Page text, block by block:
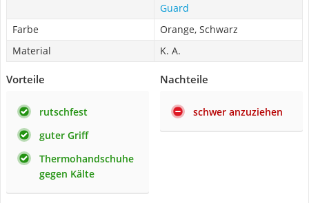
Guard
Farbe
Orange, Schwarz
Material
K. A.
Vorteile
rutschfest
guter Griff
Thermohandschuhe
gegen Kälte
Nachteile
schwer anzuziehen